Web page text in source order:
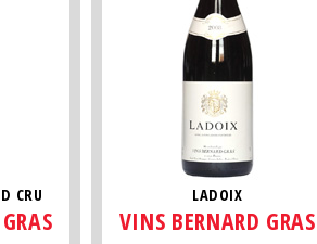
CRU LADOIX
VINS BERNARD GRAS